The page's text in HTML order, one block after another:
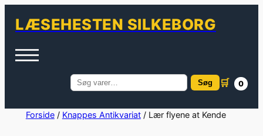
LÆSEHESTEN SILKEBORG
Søg
Søg 🛒 0
SpringForside/ Knappes Antikvariat/ Lær flyene at Kende